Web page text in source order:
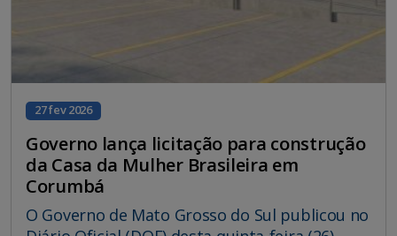
27 fev 2026
Governo lança licitação para construção
da Casa da Mulher Brasileira em
Corumbá
O Governo de Mato Grosso do Sul publicou no